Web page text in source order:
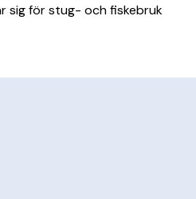
sig för stug- och fiskebruk